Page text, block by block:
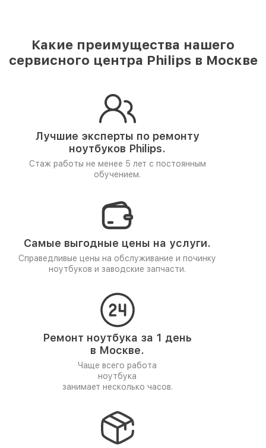
Какие преимущества нашего
сервисного центра Philips в Москве
Лучшие эксперты по ремонту
ноутбуков Philips.
Стаж работы не менее 5 лет с постоянным
обучением.
Самые выгодные цены на услуги.
Справедливые цены на обслуживание и починку
ноутбуков и заводские запчасти.
Ремонт ноутбука за 1 день
в Москве.
Чаще всего работа
ноутбука
занимает несколько часов.